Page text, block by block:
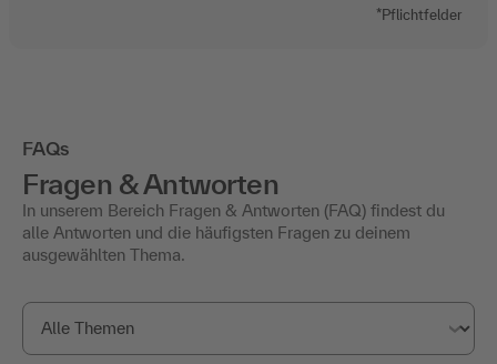
*Pflichtfelder
FAQs
Fragen & Antworten
In unserem Bereich Fragen & Antworten (FAQ) findest du
alle Antworten und die häufigsten Fragen zu deinem
ausgewählten Thema.